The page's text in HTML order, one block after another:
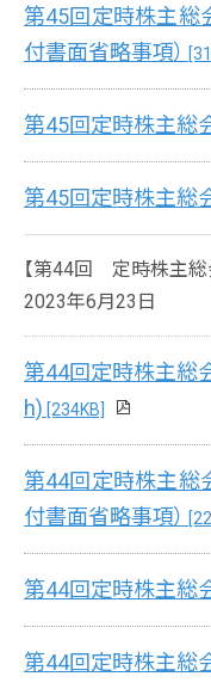
第45回定時株主総
付書面省略事項）
第45回定時株主総
第45回定時株主総
【第44回 定時株主総
2023年6月23日
第44回定時株主総
h) [234KB]
第44回定時株主総
付書面省略事項）
第44回定時株主総
第44回定時株主総